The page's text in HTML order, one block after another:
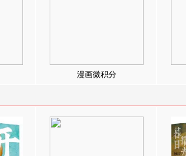
漫画微积分